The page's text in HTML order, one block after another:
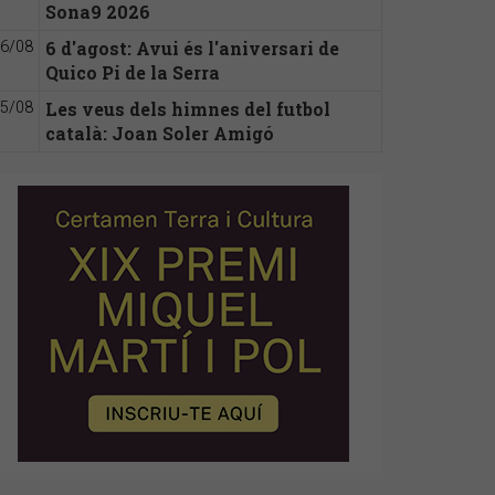
Sona9 2026
08
6 d'agost: Avui és l'aniversari de
Quico Pi de la Serra
08
Les veus dels himnes del futbol
català: Joan Soler Amigó